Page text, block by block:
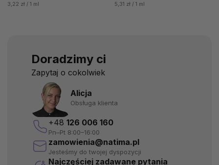
3,22 zł / 1 ml 5,31 zł / 1 ml
Doradzimy ci
Zapytaj o cokolwiek
Alicja
Obsługa klienta
+48 126 006 160
Pn–Pt 8:00–16:00
zamowienia@natima.pl
Jesteśmy do twojej dyspozycji
Najczęściej zadawane pytania